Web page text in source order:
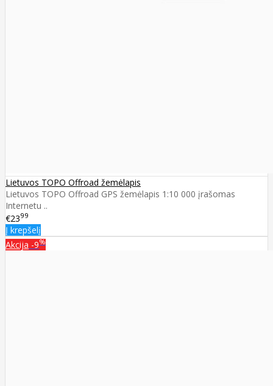
Lietuvos TOPO Offroad žemėlapis
Lietuvos TOPO Offroad GPS žemėlapis 1:10 000 įrašomas
Internetu ..
€2399
Į krepšelį
Akcija -9%